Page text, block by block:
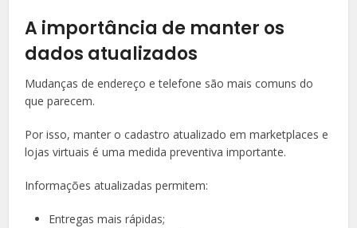
A importância de manter os
dados atualizados
Mudanças de endereço e telefone são mais comuns do
que parecem.
Por isso, manter o cadastro atualizado em marketplaces e
lojas virtuais é uma medida preventiva importante.
Informações atualizadas permitem:
Entregas mais rápidas;